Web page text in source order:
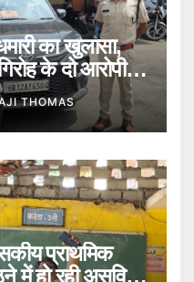
का खुलासा,
के दो आरोपी
THOMAS
प्राथमिक
में हो रही असुविधा